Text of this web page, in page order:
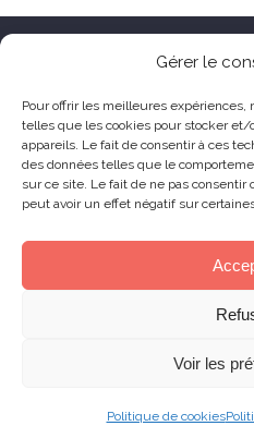
Gérer le
Pour offrir les meilleures expériences,
telles que les cookies pour stocker et/
appareils. Le fait de consentir à ces
des données telles que le
sur ce site. Le fait de ne pas
peut avoir un effet négatif sur
Voir les
Politique de cookies
HÔTEL LE TOËNO
Corniche de Goas Treiz
22560 Trébeurden France
+33 (0) 2 96 23 68 78
contact@hoteltoeno.com
Skill Design